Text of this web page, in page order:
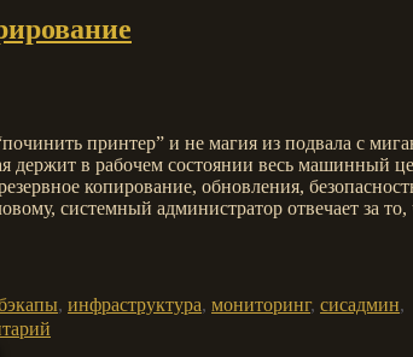
принтер” и не магия из подвала с
держит в рабочем состоянии весь машинный
копирование, обновления,
системный администратор отвечает за
, инфраструктура, мониторинг, сисадмин,